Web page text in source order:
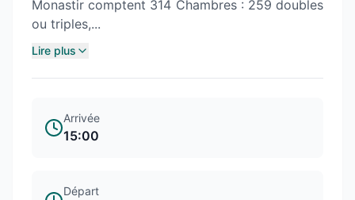
Monastir comptent 314 Chambres : 259 doubles
ou triples,...
Lire plus
Arrivée
15:00
Départ